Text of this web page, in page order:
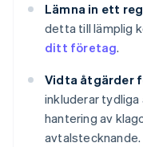
Lämna in ett
detta till lämplig
ditt företag.
Vidta åtgärder
inkluderar tydliga
hantering av
avtalstecknande.